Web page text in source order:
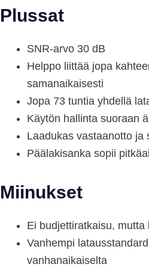
Plussat
SNR-arvo 30 dB
Helppo liittää jopa
samanaikaisesti
Jopa 73 tuntia yhdellä
Käytön hallinta suoraan
Laadukas vastaanotto ja
Päälakisanka sopii
Miinukset
Ei budjettiratkaisu,
Vanhempi
vanhanaikaiselta